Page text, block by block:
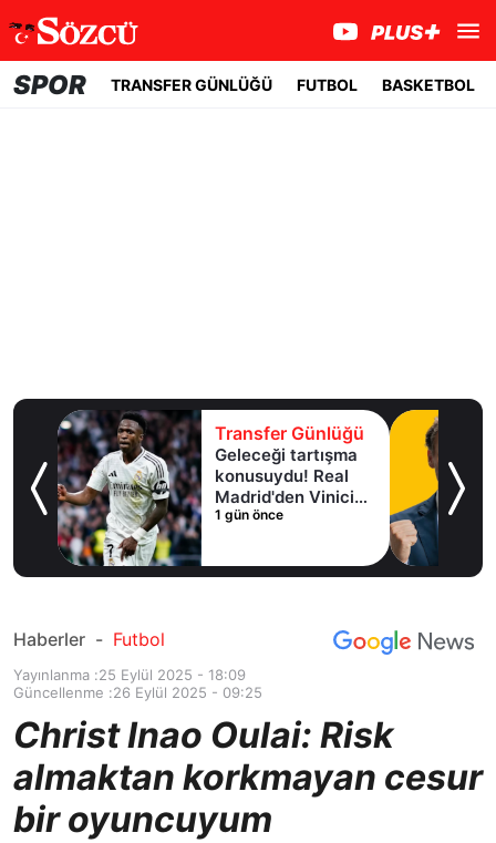
SPOR TRANSFER GÜNLÜĞÜ FUTBOL BASKETBOL
Transfer Günlüğü
Geleceği tartışma
konusuydu! Real
Madrid'den Vinicius
Junior kararı
1 gün önce
Haberler - Futbol
Yayınlanma :25 Eylül 2025 - 18:09
Güncellenme :26 Eylül 2025 - 09:25
Christ Inao Oulai: Risk
almaktan korkmayan cesur
bir oyuncuyum